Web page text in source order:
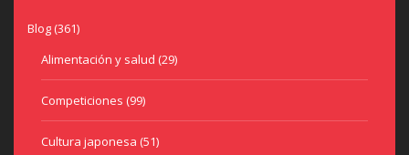
Blog (361)
Alimentación y salud (29)
Competiciones (99)
Cultura japonesa (51)